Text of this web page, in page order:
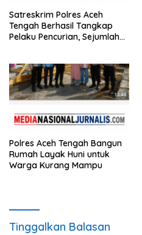
Satreskrim Polres Aceh
Tengah Berhasil Tangkap
Pelaku Pencurian, Sejumlah
Polres Aceh Tengah Bangun
Rumah Layak Huni untuk
Warga Kurang Mampu
Tinggalkan Balasan